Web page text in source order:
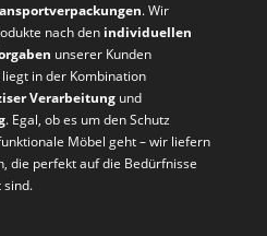
. Wir
nach den individuellen
unserer Kunden
in der Kombination
Verarbeitungund
. Egal, ob es um den Schutz
Möbel geht – wir liefern
die perfekt auf die Bedürfnisse
sind.